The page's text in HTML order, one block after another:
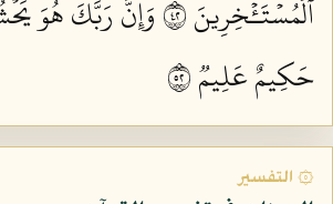
ٱلۡمُسۡتَـٔۡخِرِينَ ٢٤
وَإِنَّ رَبَّكَ هُوَ
حَكِيمٌ عَلِيمٞ ٢٥
۞ التفسير